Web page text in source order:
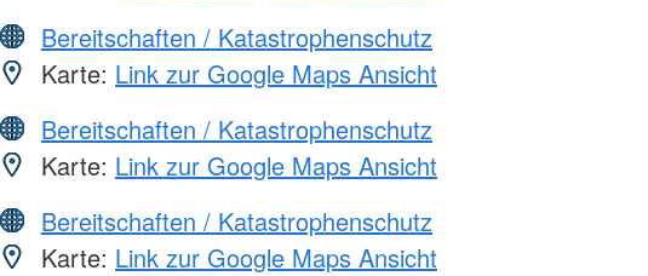
Bereitschaften / Katastrophenschutz
Karte: Link zur Google Maps Ansicht
Bereitschaften / Katastrophenschutz
Karte: Link zur Google Maps Ansicht
Bereitschaften / Katastrophenschutz
Karte: Link zur Google Maps Ansicht